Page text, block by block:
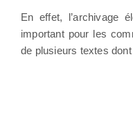
En effet, l’archivage
important pour les
de plusieurs textes